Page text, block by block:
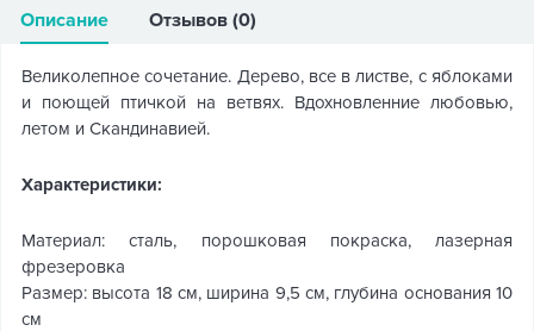
Описание Отзывов (0)
Великолепное сочетание. Дерево, все в листве, с яблоками
и поющей птичкой на ветвях. Вдохновленние любовью,
летом и Скандинавией.
Характеристики:
Материал: сталь, порошковая покраска, лазерная
фрезеровка
Размер: высота 18 см, ширина 9,5 см, глубина основания 10
см